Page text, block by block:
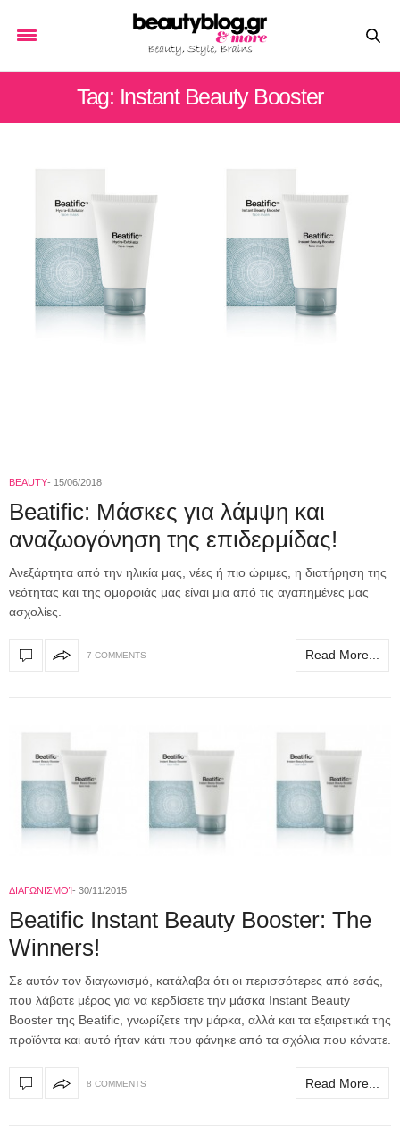
Tag: Instant Beauty Booster
BEAUTY 15/06/2018
Beatific: Μάσκες για λάμψη και
αναζωογόνηση της επιδερμίδας!
Aνεξάρτητα από την ηλικία μας, νέες ή πιο ώριμες, η διατήρηση της
νεότητας και της ομορφιάς μας είναι μια από τις αγαπημένες μας
ασχολίες.
7 COMMENTS Read More...
ΔΙΑΓΩΝΙΣΜΟΊ 30/11/2015
Beatific Instant Beauty Booster: The
Winners!
Σε αυτόν τον διαγωνισμό, κατάλαβα ότι οι περισσότερες από εσάς,
που λάβατε μέρος για να κερδίσετε την μάσκα Instant Beauty
Booster της Beatific, γνωρίζετε την μάρκα, αλλά και τα εξαιρετικά της
προϊόντα και αυτό ήταν κάτι που φάνηκε από τα σχόλια που κάνατε.
8 COMMENTS Read More...